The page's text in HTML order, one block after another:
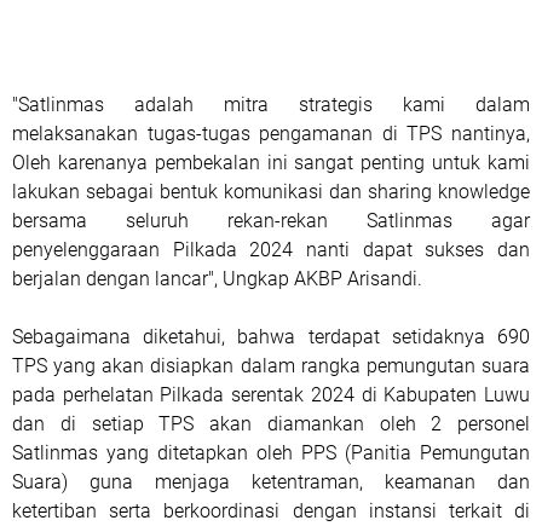
"Satlinmas adalah mitra strategis kami dalam
melaksanakan tugas-tugas pengamanan di TPS nantinya,
Oleh karenanya pembekalan ini sangat penting untuk kami
lakukan sebagai bentuk komunikasi dan sharing knowledge
bersama seluruh rekan-rekan Satlinmas agar
penyelenggaraan Pilkada 2024 nanti dapat sukses dan
berjalan dengan lancar", Ungkap AKBP Arisandi.
Sebagaimana diketahui, bahwa terdapat setidaknya 690
TPS yang akan disiapkan dalam rangka pemungutan suara
pada perhelatan Pilkada serentak 2024 di Kabupaten Luwu
dan di setiap TPS akan diamankan oleh 2 personel
Satlinmas yang ditetapkan oleh PPS (Panitia Pemungutan
Suara) guna menjaga ketentraman, keamanan dan
ketertiban serta berkoordinasi dengan instansi terkait di